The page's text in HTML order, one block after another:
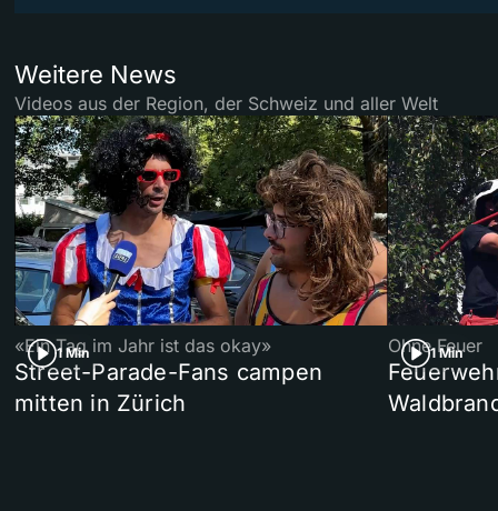
Weitere News
Videos aus der Region, der Schweiz und aller Welt
1 Min
«Ein Tag im Jahr ist das okay»
Street-Parade-Fans campen
mitten in Zürich
1 Min
Ohne Feuer